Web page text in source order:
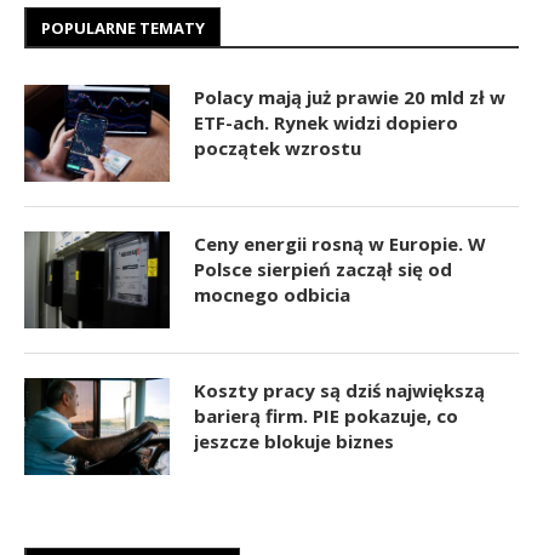
POPULARNE TEMATY
Polacy mają już prawie 20 mld zł w
ETF-ach. Rynek widzi dopiero
początek wzrostu
Ceny energii rosną w Europie. W
Polsce sierpień zaczął się od
mocnego odbicia
Koszty pracy są dziś największą
barierą firm. PIE pokazuje, co
jeszcze blokuje biznes